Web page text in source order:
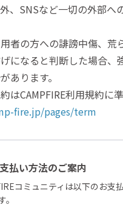
、SNSなど一切の外部へ
者の方への誹謗中傷、荒
になると判断した場合、
あります。
はCAMPFIRE利用規約に準
fire.jp/pages/term
払い方法のご案内
コミュニティは以下のお支